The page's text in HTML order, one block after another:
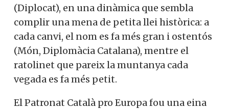
(Diplocat), en una dinàmica que sembla
complir una mena de petita llei històrica: a
cada canvi, el nom es fa més gran i ostentós
(Món, Diplomàcia Catalana), mentre el
ratolinet que pareix la muntanya cada
vegada es fa més petit.
El Patronat Català pro Europa fou una eina